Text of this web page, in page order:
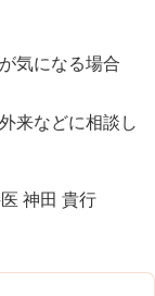
気になる場合
来などに相談し
神田 貴行